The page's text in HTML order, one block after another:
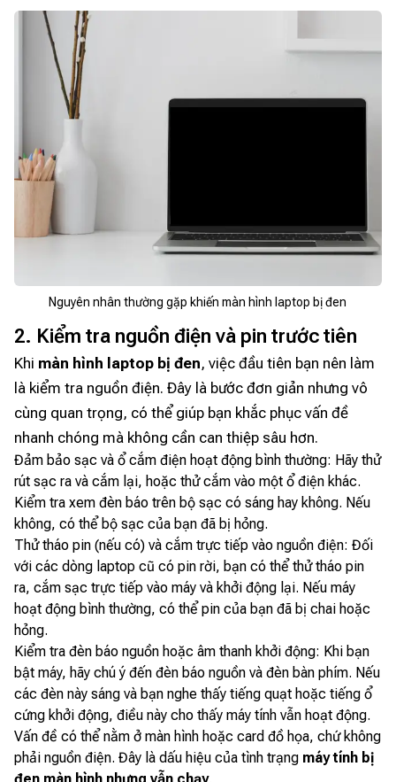
Nguyên nhân thường gặp khiến màn hình laptop bị đen
2. Kiểm tra nguồn điện và pin trước tiên
Khi màn hình laptop bị đen, việc đầu tiên bạn nên làm
là kiểm tra nguồn điện. Đây là bước đơn giản nhưng vô
cùng quan trọng, có thể giúp bạn khắc phục vấn đề
nhanh chóng mà không cần can thiệp sâu hơn.
Đảm bảo sạc và ổ cắm điện hoạt động bình thường: Hãy thử
rút sạc ra và cắm lại, hoặc thử cắm vào một ổ điện khác.
Kiểm tra xem đèn báo trên bộ sạc có sáng hay không. Nếu
không, có thể bộ sạc của bạn đã bị hỏng.
Thử tháo pin (nếu có) và cắm trực tiếp vào nguồn điện: Đối
với các dòng laptop cũ có pin rời, bạn có thể thử tháo pin
ra, cắm sạc trực tiếp vào máy và khởi động lại. Nếu máy
hoạt động bình thường, có thể pin của bạn đã bị chai hoặc
hỏng.
Kiểm tra đèn báo nguồn hoặc âm thanh khởi động: Khi bạn
bật máy, hãy chú ý đến đèn báo nguồn và đèn bàn phím. Nếu
các đèn này sáng và bạn nghe thấy tiếng quạt hoặc tiếng ổ
cứng khởi động, điều này cho thấy máy tính vẫn hoạt động.
Vấn đề có thể nằm ở màn hình hoặc card đồ họa, chứ không
phải nguồn điện. Đây là dấu hiệu của tình trạng máy tính bị